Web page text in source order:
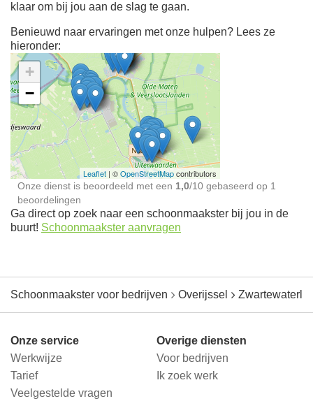
klaar om bij jou aan de slag te gaan.
Benieuwd naar ervaringen met onze hulpen? Lees ze
hieronder:
Ontdek meer ervaringen
Schoonmaakster bij
jou in de buurt
+
−
Leaflet | ©OpenStreetMapcontributors
Onze dienst is beoordeeld met een 1,0/10 gebaseerd op 1
beoordelingen
Ga direct op zoek naar een schoonmaakster bij jou in de
buurt! Schoonmaakster aanvragen
Schoonmaakster voor bedrijven Overijssel
Onze service
Werkwijze
Tarief
Veelgestelde vragen
Overige diensten
Voor bedrijven
Ik zoek werk